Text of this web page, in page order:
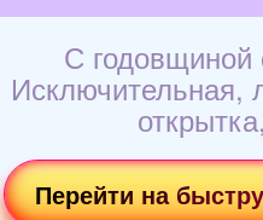
С годовщиной
Исключительная,
Перейти на